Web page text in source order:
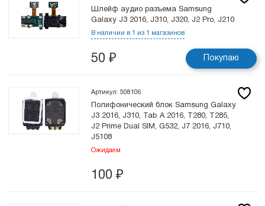
Шлейф аудио разъема Samsung
Galaxy J3 2016, J310, J320, J2 Pro, J210
В наличии в 1 из 1 магазинов
50 ₽ Покупаю
Артикул: 508106
Полифонический блок Samsung Galaxy
J3 2016, J310, Tab A 2016, T280, T285,
J2 Prime Dual SIM, G532, J7 2016, J710,
J5108
Ожидаем
100 ₽